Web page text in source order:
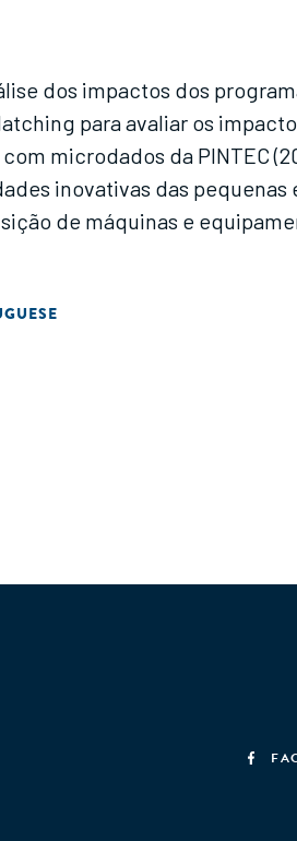
dos impactos dos
para avaliar os
microdados da PINTEC
inovativas das
de máquinas e